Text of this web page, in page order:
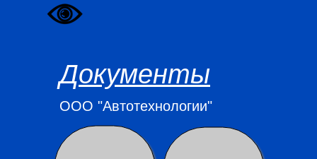
Документы
ООО "Автотехнологии"